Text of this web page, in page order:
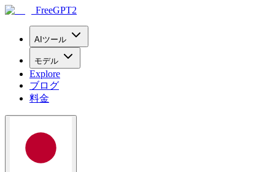
FreeGPT2
AIツール
モデル
Explore
ブログ
料金